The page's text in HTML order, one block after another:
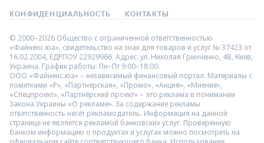
КОНФИДЕНЦИАЛЬНОСТЬ КОНТАКТЫ
© 2000–2026 Общество с ограниченной ответственностью
«Файненс.юа», свидетельство на знак для товаров и услуг № 37423 от
16.02.2004, ЕДРПОУ 22929966. Адрес: ул. Николая Гринченко, 4В, Киев,
Украина. График работы: Пн–Пт 9:00–18:00.
ООО «Файненс.юа» – независимый финансовый портал. Материалы с
пометками «Р», «Партнёрская», «Промо», «Акция», «Мнение»,
«Спецпроект», «Партнёрский проект» – это реклама в понимании
Закона Украины «О рекламе». За содержание рекламы
ответственность несёт рекламодатель. Информация на данной
странице не является рекламой банковских услуг. Проверенную
банком информацию о продуктах и услугах можно посмотреть на